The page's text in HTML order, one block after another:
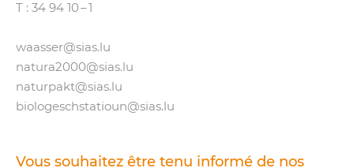
T : 34 94 10 – 1
waasser@​sias.​lu
natura2000@​sias.​lu
naturpakt@​sias.​lu
biologeschstatioun@​sias.​lu
Vous souhaitez être tenu informé de nos